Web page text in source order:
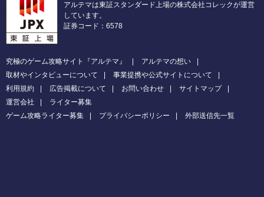
アルテマは東証スタンダード上場の株式会社コレックが運営
しています。
証券コード：6578
究極のゲーム攻略サイト『アルテマ』
アルテマの想い
取材やインタビューについて
事業提携や公式サイトについて
利用規約
広告掲載について お問い合わせ
サイトマップ
運営会社
ライター募集
ゲーム攻略ライター募集
プライバシーポリシー 外部送信先一覧